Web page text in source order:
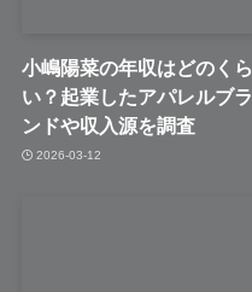
小嶋陽菜の年収はどのくら
い？起業したアパレルブラ
ンドや収入源を調査
2026-03-12